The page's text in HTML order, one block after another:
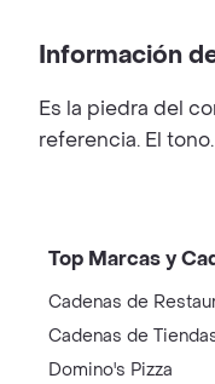
Información
Es la piedra del
referencia. El
Top Marcas y
Cadenas de
Cadenas de
Domino's Pizza